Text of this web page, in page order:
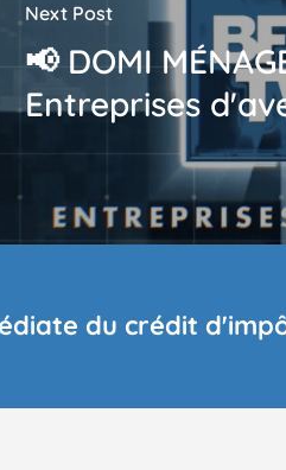
Next Post
📢 DOMI
Entreprises
du crédit